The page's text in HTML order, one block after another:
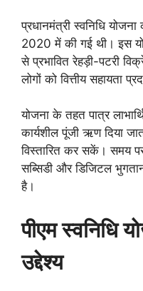
प्रधानमंत्री स्वनिधि
2020 में की गई थी। इस
से प्रभावित रेहड़ी-पटरी
लोगों को वित्तीय सहायता
योजना के तहत पात्र
कार्यशील पूंजी ऋण दिया
विस्तारित कर सकें। समय
सब्सिडी और डिजिटल
है।
पीएम स्वनिधि
उद्देश्य